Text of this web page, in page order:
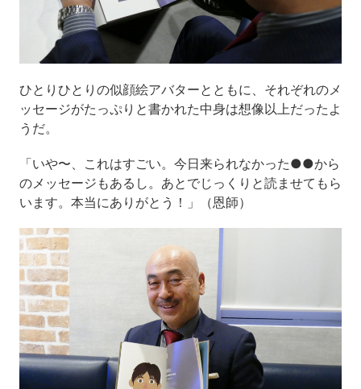
ひとりひとりの似顔絵アバターとともに、それぞれのメ
ッセージがたっぷりと書かれた中身は想像以上だったよ
うだ。
「いや〜、これはすごい。今日来られなかった●●から
のメッセージもあるし。あとでじっくりと読ませてもら
います。本当にありがとう！」（恩師）